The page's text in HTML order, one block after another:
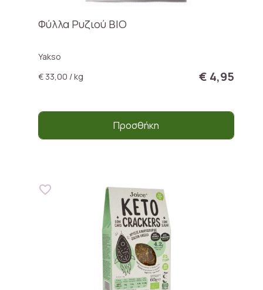
Φύλλα Ρυζιού BIO
Yakso
€ 33,00 / kg
€ 4,95
Προσθήκη